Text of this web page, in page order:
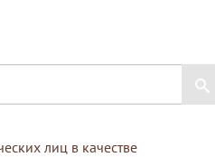
лиц в качестве